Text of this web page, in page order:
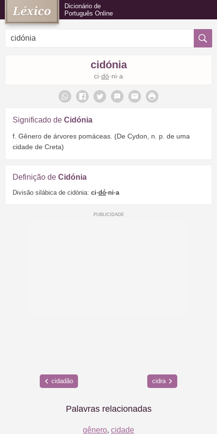
Dicionário de
Português Online
cidónia
ci·dó·ni·a
Significado de Cidónia
f. Gênero de árvores pomáceas. (De Cydon, n. p. de uma
cidade de Creta)
Definição de Cidónia
Divisão silábica de cidónia: ci·dó·ni·a
cidadão cidra
Palavras relacionadas
gênero, cidade